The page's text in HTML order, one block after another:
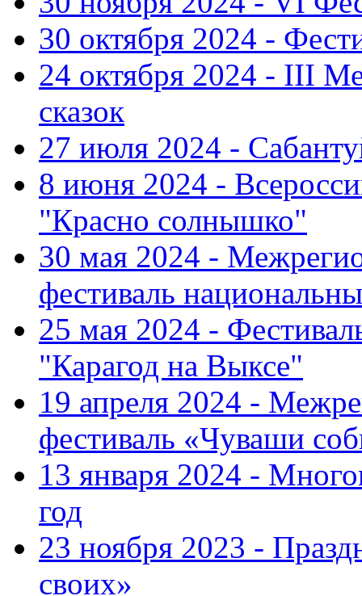
30 октября 2024 -
24 октября 2024 - III
сказок
27 июля 2024 -
8 июня 2024 -
"Красно солнышко"
30 мая 2024 -
фестиваль
25 мая 2024 -
"Карагод на Выксе"
19 апреля 2024 -
фестиваль «Чуваши
13 января 2024 -
год
23 ноября 2023 -
своих»